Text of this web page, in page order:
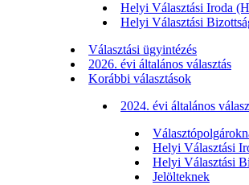
Helyi Választási Iroda
Helyi Választási
Választási ügyintézés
2026. évi általános választás
Korábbi választások
2024. évi általános
Helyi Választási
Helyi Választási
Jelölteknek